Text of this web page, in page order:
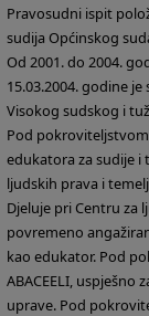
Pravosudni ispit
sudija Općinskog
Od 2001. do 2004.
15.03.2004. godine
Visokog sudskog i
Pod
edukatora za sudije i
ljudskih prava i
Djeluje pri Centru za
povremeno
kao edukator. Pod
ABACEELI,
uprave. Pod